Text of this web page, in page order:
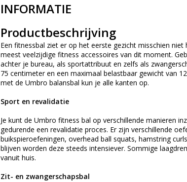
INFORMATIE
Productbeschrijving
Een fitnessbal ziet er op het eerste gezicht misschien
meest veelzijdige fitness accessoires van dit moment.
achter je bureau, als sportattribuut en zelfs als
75 centimeter en een maximaal belastbaar gewicht van
met de Umbro balansbal kun je alle kanten op.
Sport en revalidatie
Je kunt de Umbro fitness bal op verschillende manieren
gedurende een revalidatie proces. Er zijn verschillende
buikspieroefeningen, overhead ball squats, hamstring
blijven worden deze steeds intensiever. Sommige
vanuit huis.
Zit- en zwangerschapsbal